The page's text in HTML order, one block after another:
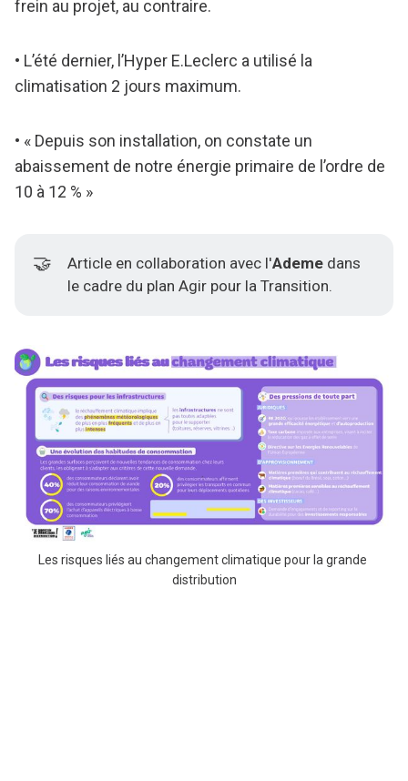
frein au projet, au contraire.
• L’été dernier, l’Hyper E.Leclerc a utilisé la
climatisation 2 jours maximum.
• « Depuis son installation, on constate un
abaissement de notre énergie primaire de l’ordre de
10 à 12 % »
🤝 Article en collaboration avec l'Ademedans
le cadre du plan Agir pour la Transition.
Les risques liés au changement climatique pour la grande
distribution